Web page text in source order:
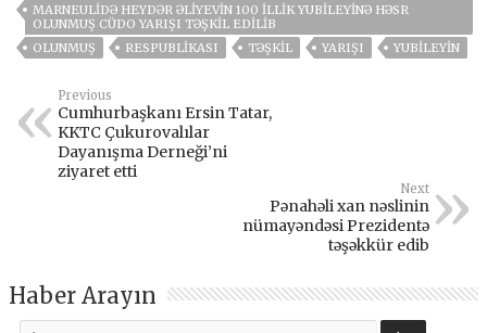
MARNEULIDƏ HEYDƏR ƏLIYEVIN 100 ILLIK YUBILEYINƏ HƏSR
OLUNMUŞ CÜDO YARIŞI TƏŞKIL EDILIB
OLUNMUŞ
RESPUBLIKASI TƏŞKIL YARIŞI YUBILEYIN
Previous
Cumhurbaşkanı Ersin Tatar,
KKTC Çukurovalılar
Dayanışma Derneği’ni
ziyaret etti
Next
Pənahəli xan nəslinin
nümayəndəsi Prezidentə
təşəkkür edib
Haber Arayın